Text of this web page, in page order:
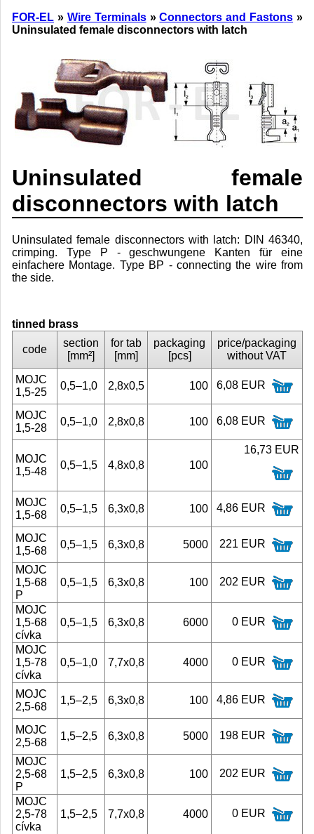
FOR-EL » Wire Terminals»Connectors and Fastons »
Uninsulated female disconnectors with latch
Uninsulated female
disconnectors with latch
Uninsulated female disconnectors with latch: DIN 46340,
crimping. Type P - geschwungene Kanten für eine
einfachere Montage. Type BP - connecting the wire from
the side.
tinned brass
code
section
[mm²]
for tab
[mm]
packaging
[pcs]
price/packaging
without VAT
MOJC
1,5-25
0,5–1,0 2,8x0,5 100 6,08 EUR
MOJC
1,5-28
0,5–1,0 2,8x0,8 100 6,08 EUR
MOJC
1,5-48
0,5–1,5 4,8x0,8 100
16,73 EUR
MOJC
1,5-68
0,5–1,5 6,3x0,8 100 4,86 EUR
MOJC
1,5-68
0,5–1,5 6,3x0,8 5000 221 EUR
MOJC
1,5-68
P
0,5–1,5 6,3x0,8 100 202 EUR
MOJC
1,5-68
cívka
0,5–1,5 6,3x0,8 6000 0 EUR
MOJC
1,5-78
cívka
0,5–1,0 7,7x0,8 4000 0 EUR
MOJC
2,5-68
1,5–2,5 6,3x0,8 100 4,86 EUR
MOJC
2,5-68
1,5–2,5 6,3x0,8 5000 198 EUR
MOJC
2,5-68
P
1,5–2,5 6,3x0,8 100 202 EUR
MOJC
2,5-78
cívka
1,5–2,5 7,7x0,8 4000 0 EUR